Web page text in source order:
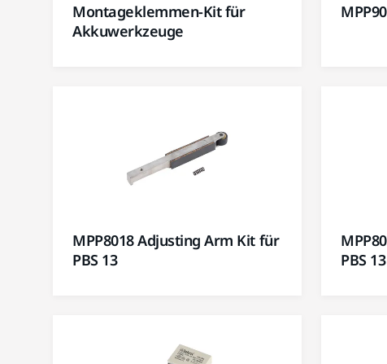
Montageklemmen-Kit für
Akkuwerkzeuge
MPP8018 Adjusting Arm Kit für
PBS 13
PBS 13